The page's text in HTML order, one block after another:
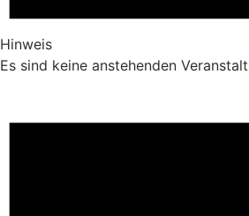
Hinweis
Es sind keine anstehenden